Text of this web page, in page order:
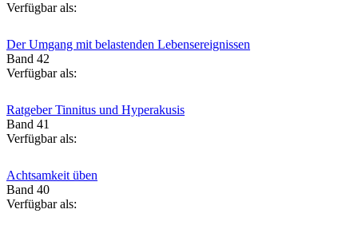
Verfügbar als:
Der Umgang mit belastenden Lebensereignissen
Band 42
Verfügbar als:
Ratgeber Tinnitus und Hyperakusis
Band 41
Verfügbar als:
Achtsamkeit üben
Band 40
Verfügbar als: